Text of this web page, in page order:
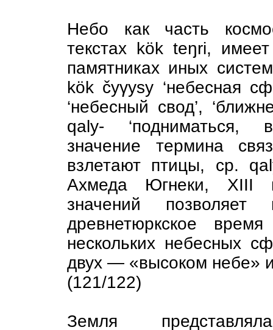
Небо как часть
текстах kök teŋri,
памятниках иных
kök čyγysy ‘небесная
‘небесный свод’,
qaly- ‘подниматься,
значение термина
взлетают птицы, ср.
Ахмеда Югнеки,
значений
древнетюркское
нескольких небесных
двух — «высоком небе»
(121/122)
Земля